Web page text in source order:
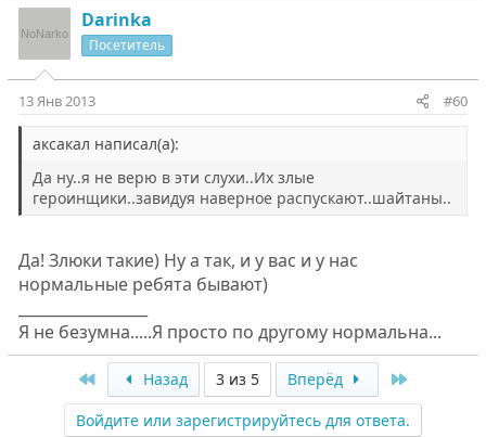
Darinka
Посетитель
13 Янв 2013 #60
аксакал написал(а):
Да ну..я не верю в эти слухи..Их злые
героинщики..завидуя наверное распускают..шайтаны..
Да! Злюки такие) Ну а так, и у вас и у нас
нормальные ребята бывают)
Я не безумна.....Я просто по другому нормальна...
First Назад 3 из 5 Вперёд Last
Войдите или зарегистрируйтесь для ответа.